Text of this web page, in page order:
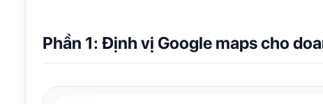
Phần 1: Định vị Google maps cho